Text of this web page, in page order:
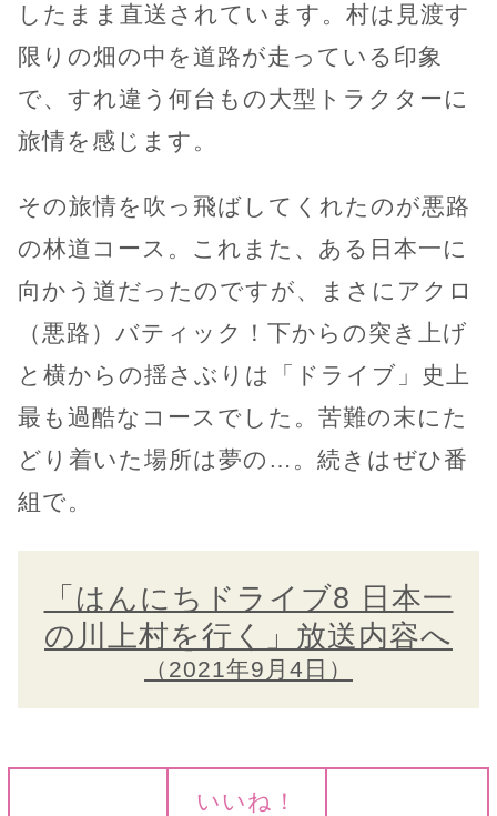
したまま直送されています。村は見渡す
限りの畑の中を道路が走っている印象
で、すれ違う何台もの大型トラクターに
旅情を感じます。
その旅情を吹っ飛ばしてくれたのが悪路
の林道コース。これまた、ある日本一に
向かう道だったのですが、まさにアクロ
（悪路）バティック！下からの突き上げ
と横からの揺さぶりは「ドライブ」史上
最も過酷なコースでした。苦難の末にた
どり着いた場所は夢の…。続きはぜひ番
組で。
「はんにちドライブ8 日本一
の川上村を行く」放送内容へ
（2021年9月4日）
いいね！